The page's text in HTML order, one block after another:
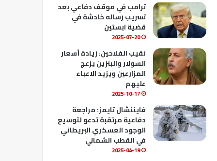
ترامب في موقف دفاعي بعد
تسريب رساله خادشة في
قضية ابستين
2025-07-20
نقيب الفلاحين: زيادة أسعار
السولار والبنزين يزعج
المزارعين ويزيد الاعباء
عليهم
2025-10-17
فايننشال تايمز: مراجعة
دفاعية مرتقبة تدعو لتوسيع
الوجود العسكري البريطاني
في القطب الشمالي
2025-04-19